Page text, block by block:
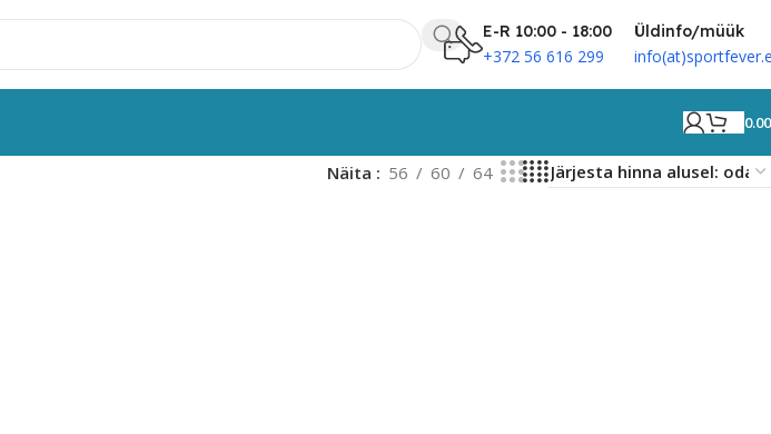
E-R 10:00 - 18:00
+372 56 616 299
Üldinfo/müük
Näita 56 60 64